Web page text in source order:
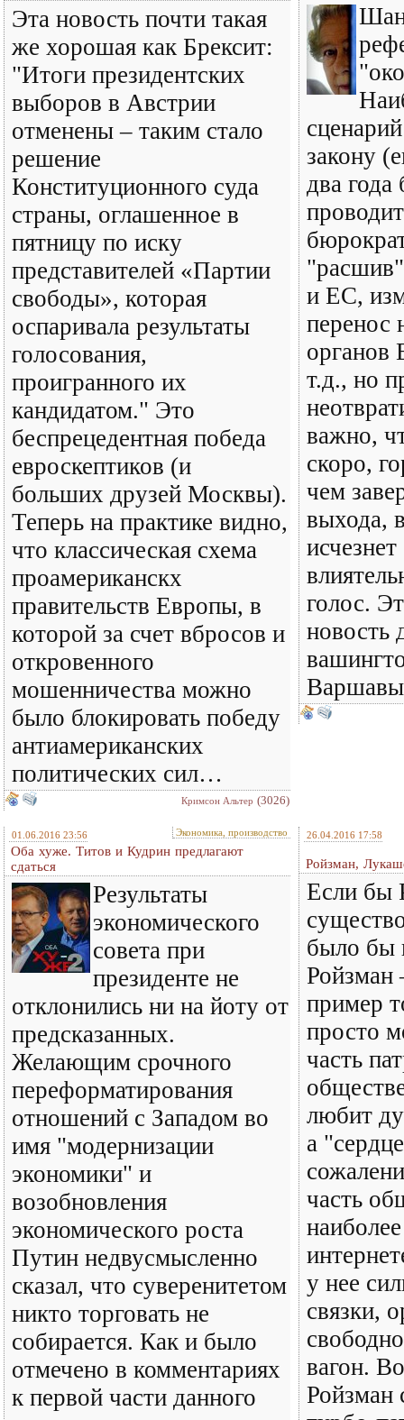
Эта новость почти такая
же хорошая как Брексит:
"Итоги президентских
выборов в Австрии
отменены – таким стало
решение
Конституционного суда
страны, оглашенное в
пятницу по иску
представителей «Партии
свободы», которая
оспаривала результаты
голосования,
проигранного их
кандидатом." Это
беспрецедентная победа
евроскептиков (и
больших друзей Москвы).
Теперь на практике видно,
что классическая схема
проамериканскх
правительств Европы, в
которой за счет вбросов и
откровенного
мошенничества можно
было блокировать победу
антиамериканских
политических сил…
Кримсон Альтер (3026)
закону
два года
и ЕС,
перенос
органов
т.д., но
важно,
скоро,
чем
выхода,
голос.
новость
Варшавы
01.06.2016 23:56 Экономика, производство
Оба хуже. Титов и Кудрин предлагают
сдаться
Результаты
экономического
совета при
президенте не
отклонились ни на йоту от
предсказанных.
Желающим срочного
переформатирования
отношений с Западом во
имя "модернизации
экономики" и
возобновления
экономического роста
Путин недвусмысленно
сказал, что суверенитетом
никто торговать не
собирается. Как и было
отмечено в комментариях
к первой части данного
26.04.2016 17:58
Ройзман,
Если бы
было бы
Ройзман
пример
просто
часть
любит
а
часть
у нее
связки,
вагон.
Ройзман